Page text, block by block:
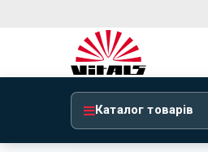
Каталог товарів